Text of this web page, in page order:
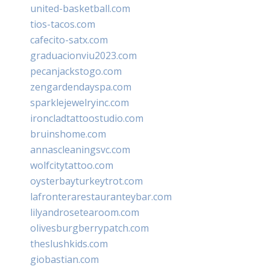
united-basketball.com
tios-tacos.com
cafecito-satx.com
graduacionviu2023.com
pecanjackstogo.com
zengardendayspa.com
sparklejewelryinc.com
ironcladtattoostudio.com
bruinshome.com
annascleaningsvc.com
wolfcitytattoo.com
oysterbayturkeytrot.com
lafronterarestauranteybar.com
lilyandrosetearoom.com
olivesburgberrypatch.com
theslushkids.com
giobastian.com